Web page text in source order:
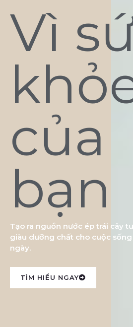
Vì
của
bạn
Tạo ra nguồn nước ép trái cây
giàu dưỡng chất cho cuộc
ngày.
TÌM HIỂU NGAY